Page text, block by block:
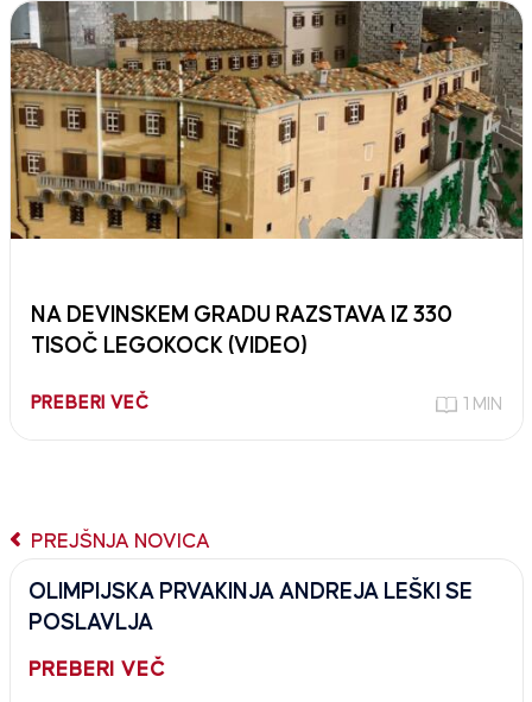
NA DEVINSKEM GRADU RAZSTAVA IZ 330
TISOČ LEGOKOCK (VIDEO)
PREBERI VEČ 1 MIN
PREJŠNJA NOVICA
OLIMPIJSKA PRVAKINJA ANDREJA LEŠKI SE
POSLAVLJA
PREBERI VEČ